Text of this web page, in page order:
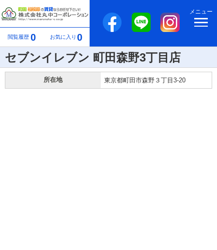
閲覧履歴 0 お気に入り 0
メニュー
セブンイレブン 町田森野3丁目店
所在地 東京都町田市森野３丁目3-20